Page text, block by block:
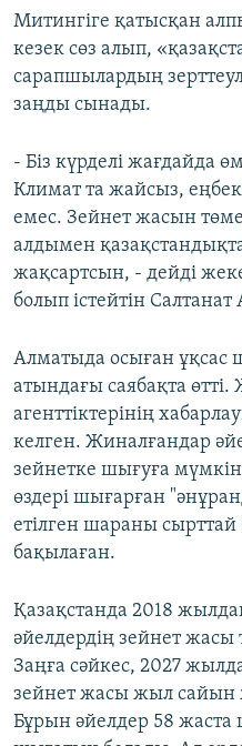
Митингіге қатысқан
кезек сөз алып,
сарапшылардың
заңды сынады.
- Біз күрделі жағдайда
Климат та жайсыз,
емес. Зейнет жасын
алдымен
жақсартсын, - дейді
болып істейтін
Алматыда осыған ұқсас
атындағы саябақта өтті.
агенттіктерінің
келген. Жиналғандар
зейнетке шығуға
өздері шығарған
етілген шараны
бақылаған.
Қазақстанда 2018
әйелдердің зейнет жасы
Заңға сәйкес, 2027
зейнет жасы жыл сайын
Бұрын әйелдер 58 жаста